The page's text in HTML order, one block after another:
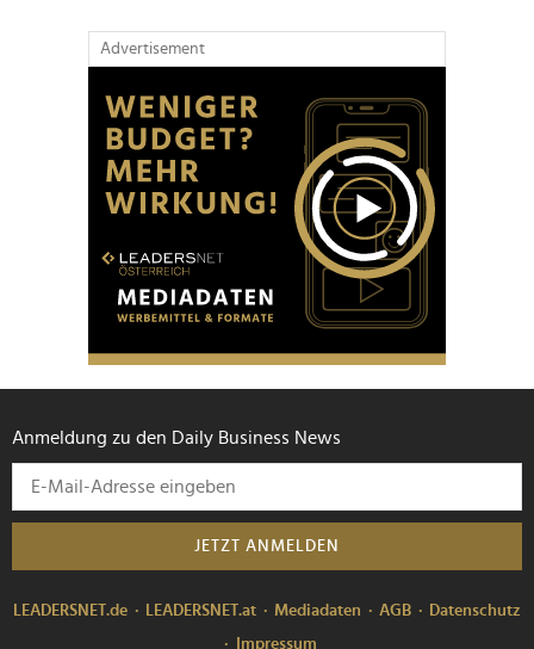
Advertisement
Anmeldung zu den Daily Business News
JETZT ANMELDEN
LEADERSNET.de LEADERSNET.at Mediadaten AGB
Datenschutz
Impressum